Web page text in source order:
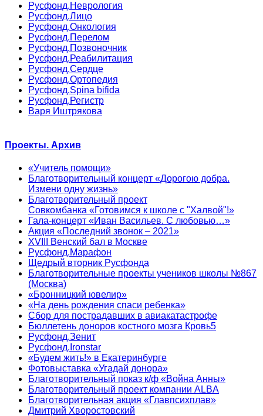
Русфонд.Неврология
Русфонд.Лицо
Русфонд.Онкология
Русфонд.Перелом
Русфонд.Позвоночник
Русфонд.Реабилитация
Русфонд.Сердце
Русфонд.Ортопедия
Русфонд.Spina bifida
Русфонд.Регистр
Варя Иштрякова
Проекты. Архив
«Учитель помощи»
Благотворительный концерт «Дорогою добра.
Измени одну жизнь»
Благотворительный проект
Совкомбанка «Готовимся к школе с "Халвой"!»
Гала-концерт «Иван Васильев. С любовью…»
Акция «Последний звонок – 2021»
XVIII Венский бал в Москве
Русфонд.Марафон
Щедрый вторник Русфонда
Благотворительные проекты учеников школы №867
(Москва)
«Бронницкий ювелир»
«На день рождения спаси ребенка»
Сбор для пострадавших в авиакатастрофе
Бюллетень доноров костного мозга Кровь5
Русфонд.Зенит
Русфонд.Ironstar
«Будем жить!» в Екатеринбурге
Фотовыставка «Угадай донора»
Благотворительный показ к/ф «Война Анны»
Благотворительный проект компании ALBA
Благотворительная акция «Главпсихплав»
Дмитрий Хворостовский